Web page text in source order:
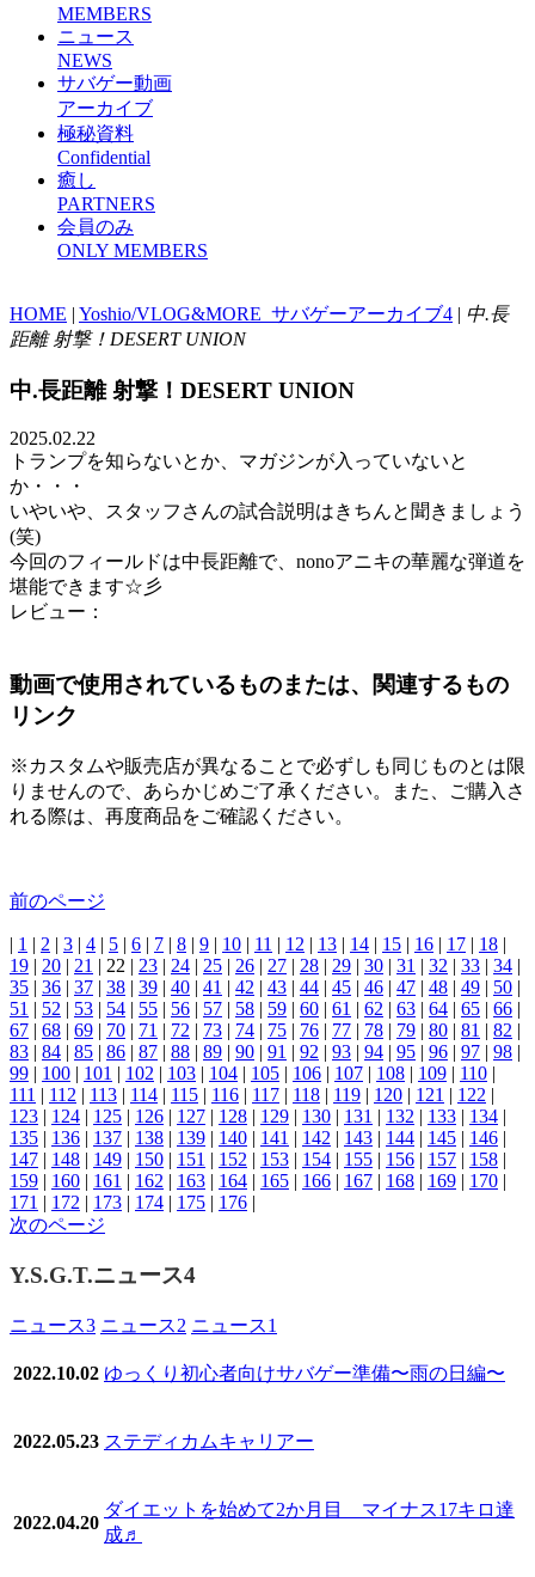
MEMBERS
ニュース
NEWS
サバゲー動画
アーカイブ
極秘資料
Confidential
癒し
PARTNERS
会員のみ
ONLY MEMBERS
HOME | Yoshio/VLOG&MORE_サバゲーアーカイブ4 | 中.長
距離 射撃！DESERT UNION
中.長距離 射撃！DESERT UNION
2025.02.22
トランプを知らないとか、マガジンが入っていないと
か・・・
いやいや、スタッフさんの試合説明はきちんと聞きましょう
(笑)
今回のフィールドは中長距離で、nonoアニキの華麗な弾道を
堪能できます☆彡
レビュー：
動画で使用されているものまたは、関連するもの
リンク
※カスタムや販売店が異なることで必ずしも同じものとは限
りませんので、あらかじめご了承ください。また、ご購入さ
れる際は、再度商品をご確認ください。
前のページ
| 1 | 2 | 3 | 4 | 5 | 6 | 7 | 8 | 9 | 10 | 11 | 12 | 13 | 14 | 15 | 16 | 17 | 18 |
19 | 20 | 21 | 22 | 23 | 24 | 25 | 26 | 27 | 28 | 29 | 30 | 31 | 32 | 33 | 34 |
35 | 36 | 37 | 38 | 39 | 40 | 41 | 42 | 43 | 44 | 45 | 46 | 47 | 48 | 49 | 50 |
51 | 52 | 53 | 54 | 55 | 56 | 57 | 58 | 59 | 60 | 61 | 62 | 63 | 64 | 65 | 66 |
67 | 68 | 69 | 70 | 71 | 72 | 73 | 74 | 75 | 76 | 77 | 78 | 79 | 80 | 81 | 82 |
83 | 84 | 85 | 86 | 87 | 88 | 89 | 90 | 91 | 92 | 93 | 94 | 95 | 96 | 97 | 98 |
99 | 100 | 101 | 102 | 103 | 104 | 105 | 106 | 107 | 108 | 109 | 110 |
111 | 112 | 113 | 114 | 115 | 116 | 117 | 118 | 119 | 120 | 121 | 122 |
123 | 124 | 125 | 126 | 127 | 128 | 129 | 130 | 131 | 132 | 133 | 134 |
135 | 136 | 137 | 138 | 139 | 140 | 141 | 142 | 143 | 144 | 145 | 146 |
147 | 148 | 149 | 150 | 151 | 152 | 153 | 154 | 155 | 156 | 157 | 158 |
159 | 160 | 161 | 162 | 163 | 164 | 165 | 166 | 167 | 168 | 169 | 170 |
171 | 172 | 173 | 174 | 175 | 176 |
次のページ
Y.S.G.T.ニュース4
ニュース3 ニュース2 ニュース1
2022.10.02 ゆっくり初心者向けサバゲー準備〜雨の日編〜
2022.05.23 ステディカムキャリアー
2022.04.20
ダイエットを始めて2か月目 マイナス17キロ達
成♬